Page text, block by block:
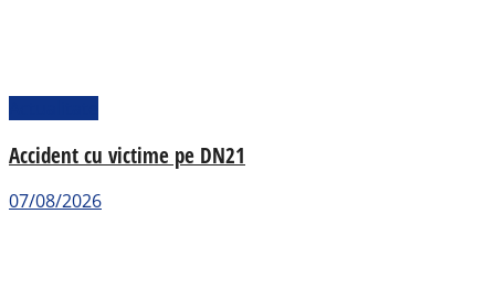
Accident cu victime pe DN21
07/08/2026